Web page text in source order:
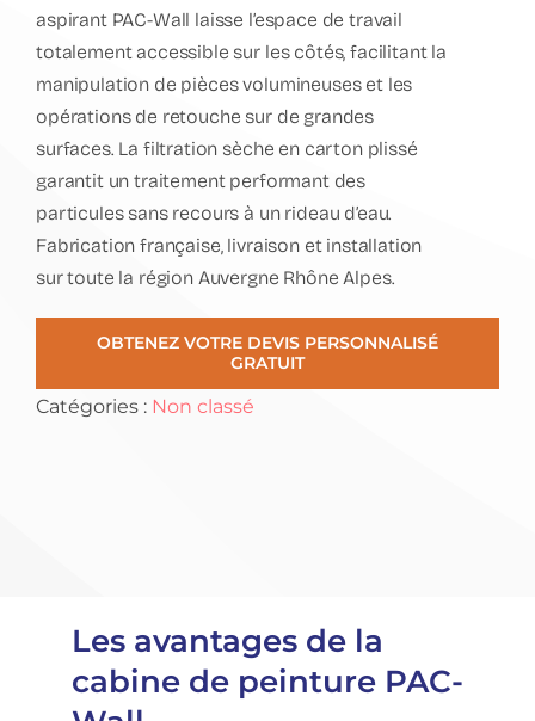
aspirant PAC-Wall laisse l’espace de travail
totalement accessible sur les côtés, facilitant la
manipulation de pièces volumineuses et les
opérations de retouche sur de grandes
surfaces. La filtration sèche en carton plissé
garantit un traitement performant des
particules sans recours à un rideau d’eau.
Fabrication française, livraison et installation
sur toute la région Auvergne Rhône Alpes.
OBTENEZ VOTRE DEVIS PERSONNALISÉ
GRATUIT
Catégories : Non classé
Les avantages de la
cabine de peinture PAC-